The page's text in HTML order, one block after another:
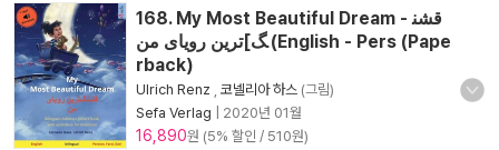
168. My Most Beautiful Dream - قشن
گ]ترین رویای من (English - Pers (Pape
rback)
Ulrich Renz 코넬리아 하스 (그림)
Sefa Verlag
2020년 01월
16,890원 (5% 할인 / 510원)